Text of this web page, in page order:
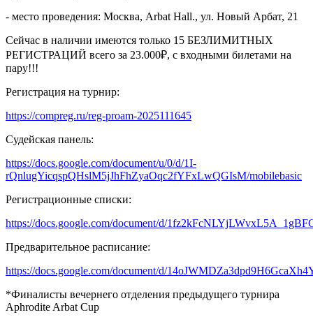
- место проведения: Москва, Arbat Hall., ул. Новый Арбат, 21
Сейчас в наличии имеются только 15 БЕЗЛИМИТНЫХ
РЕГИСТРАЦИЙ всего за 23.000₽, с входными билетами на
пару!!!
Регистрация на турнир:
https://compreg.ru/reg-proam-2025111645
Судейская панель:
https://docs.google.com/document/u/0/d/1I-
rQnlugYicqspQHslM5jJhFhZyaOqc2fYFxLwQGIsM/mobilebasic
Регистрационные списки:
https://docs.google.com/document/d/
Предварительное расписание:
https://docs.google.com/document/d/
*Финалисты вечернего отделения предыдущего турнира
Aphrodite Arbat Cup